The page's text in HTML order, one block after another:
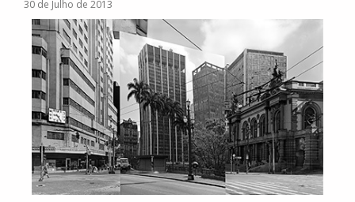
30 de Julho de 2013